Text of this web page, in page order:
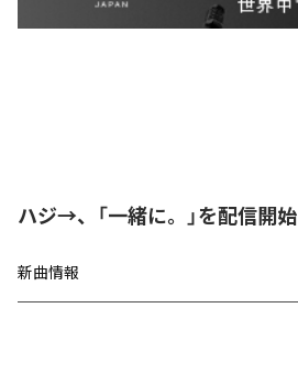
ハジ→、「一緒に。」を配信開始
新曲情報